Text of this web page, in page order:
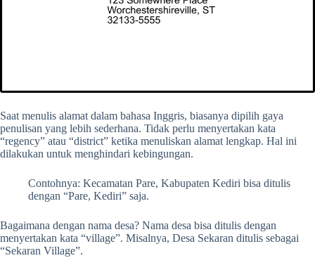
Saat menulis alamat dalam bahasa Inggris, biasanya dipilih gaya
penulisan yang lebih sederhana. Tidak perlu menyertakan kata
“regency” atau “district” ketika menuliskan alamat lengkap. Hal ini
dilakukan untuk menghindari kebingungan.
Contohnya: Kecamatan Pare, Kabupaten Kediri bisa ditulis
dengan “Pare, Kediri” saja.
Bagaimana dengan nama desa? Nama desa bisa ditulis dengan
menyertakan kata “village”. Misalnya, Desa Sekaran ditulis sebagai
“Sekaran Village”.